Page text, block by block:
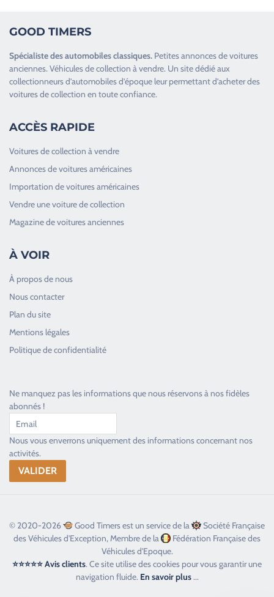
GOOD TIMERS
Spécialiste desautomobiles classiques. Petites annonces devoitures
anciennes.Véhicules de collection à vendre. Un site dédié aux
collectionneurs d’automobiles d’époque leur permettant d’acheter des
voitures de collection en toute confiance.
ACCÈS RAPIDE
Voitures de collection à vendre
Annonces de voitures américaines
Importation de voitures américaines
Vendre une voiture de collection
Magazine de voitures anciennes
À VOIR
À propos de nous
Nous contacter
Plan du site
Mentions légales
Politique de confidentialité
Ne manquez pas les informations que nous réservons à nos fidèles
abonnés !
Nous vous enverrons uniquement des informations concernant nos
activités.
© 2020-2026 Good Timers est un service de la
Société Française
des Véhicules d'Exception, Membre de la
Fédération Française des
Véhicules d'Epoque.
⭐⭐⭐⭐⭐ Avis clients. Ce site utilise des cookies pour vous garantir une
navigation fluide. En savoir plus...
Toujours heureux d'aider les passionnés